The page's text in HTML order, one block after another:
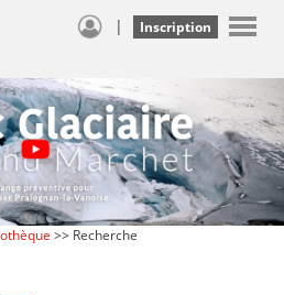
| Inscription
>> Recherche